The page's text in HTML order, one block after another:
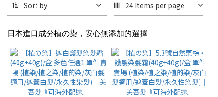
Sort by 24 Items per page
日本進口成分植の染，安心無添加的選擇